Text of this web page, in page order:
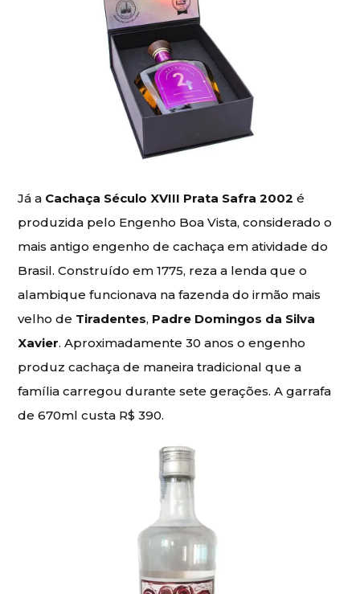
Já a Cachaça Século XVIII Prata Safra 2002 é
produzida pelo Engenho Boa Vista, considerado o
mais antigo engenho de cachaça em atividade do
Brasil. Construído em 1775, reza a lenda que o
alambique funcionava na fazenda do irmão mais
velho de Tiradentes, Padre Domingos da Silva
Xavier. Aproximadamente 30 anos o engenho
produz cachaça de maneira tradicional que a
família carregou durante sete gerações. A garrafa
de 670ml custa R$ 390.